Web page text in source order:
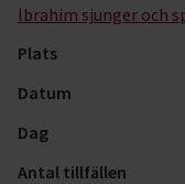
Ibrahim sjunger och
Plats
Datum
Dag
Antal tillfällen